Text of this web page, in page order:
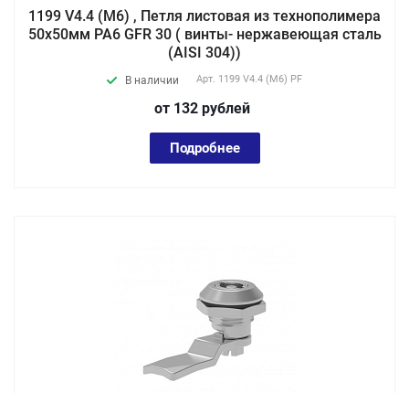
1199 V4.4 (М6) , Петля листовая из технополимера
50х50мм PA6 GFR 30 ( винты- нержавеющая сталь
(AISI 304))
В наличии Арт. 1199 V4.4 (М6) PF
от 132 рублей
Подробнее